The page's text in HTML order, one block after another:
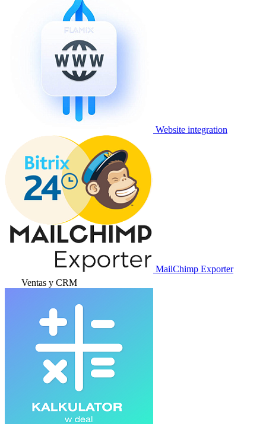
Website integration
MailChimp Exporter
Ventas y CRM